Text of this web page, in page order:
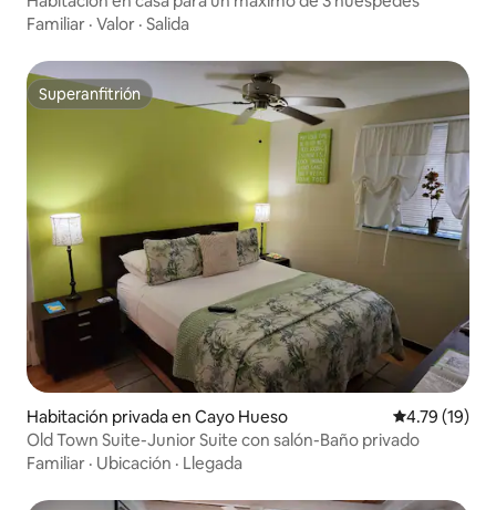
Familiar · Valor · Salida
Superanfitrión
Superanfitrión
Habitación privada en Cayo Hueso Calificación
4.79 (19)
Old Town Suite-Junior Suite con salón-Baño privado
Familiar · Ubicación · Llegada